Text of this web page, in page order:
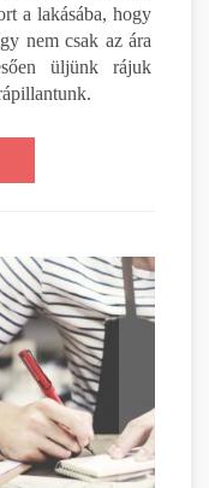
a lakásába, hogy
nem csak az ára
üljünk rájuk